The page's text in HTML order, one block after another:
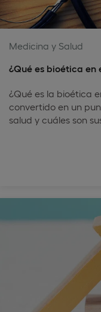
Medicina y Salud
¿Qué es bioética en
¿Qué es la bioética
convertido en un
salud y cuáles son